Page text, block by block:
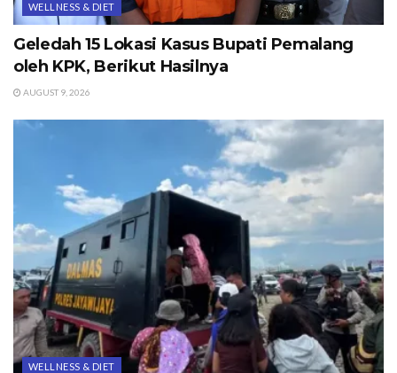
WELLNESS & DIET
Geledah 15 Lokasi Kasus Bupati Pemalang
oleh KPK, Berikut Hasilnya
AUGUST 9, 2026
WELLNESS & DIET